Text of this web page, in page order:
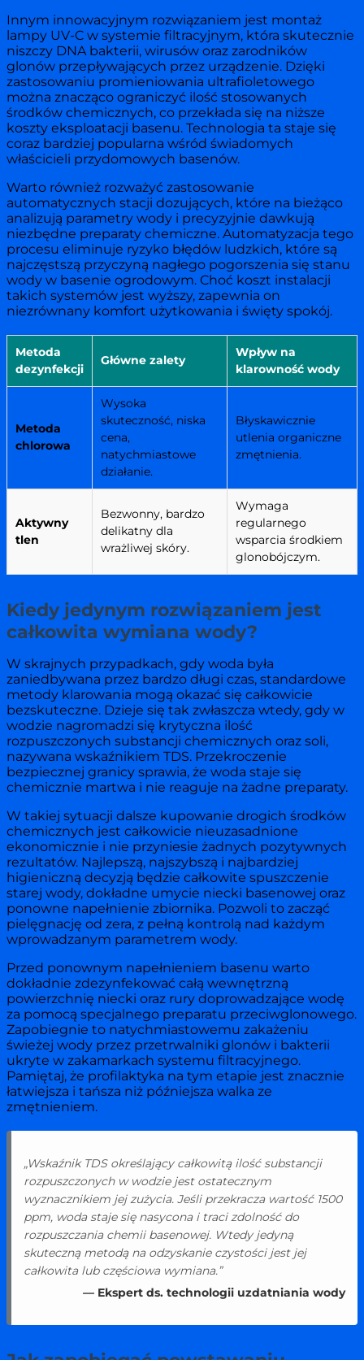
Innym innowacyjnym rozwiązaniem jest montaż
lampy UV-C w systemie filtracyjnym, która skutecznie
niszczy DNA bakterii, wirusów oraz zarodników
glonów przepływających przez urządzenie. Dzięki
zastosowaniu promieniowania ultrafioletowego
można znacząco ograniczyć ilość stosowanych
środków chemicznych, co przekłada się na niższe
koszty eksploatacji basenu. Technologia ta staje się
coraz bardziej popularna wśród świadomych
właścicieli przydomowych basenów.
Warto również rozważyć zastosowanie
automatycznych stacji dozujących, które na bieżąco
analizują parametry wody i precyzyjnie dawkują
niezbędne preparaty chemiczne. Automatyzacja tego
procesu eliminuje ryzyko błędów ludzkich, które są
najczęstszą przyczyną nagłego pogorszenia się stanu
wody w basenie ogrodowym. Choć koszt instalacji
takich systemów jest wyższy, zapewnia on
niezrównany komfort użytkowania i święty spokój.
Metoda
dezynfekcji
Główne zalety
Wpływ na
klarowność wody
Metoda
chlorowa
Wysoka
skuteczność, niska
cena,
natychmiastowe
działanie.
Błyskawicznie
utlenia organiczne
zmętnienia.
Aktywny
tlen
Bezwonny, bardzo
delikatny dla
wrażliwej skóry.
Wymaga
regularnego
wsparcia środkiem
glonobójczym.
Kiedy jedynym rozwiązaniem jest
całkowita wymiana wody?
W skrajnych przypadkach, gdy woda była
zaniedbywana przez bardzo długi czas, standardowe
metody klarowania mogą okazać się całkowicie
bezskuteczne. Dzieje się tak zwłaszcza wtedy, gdy w
wodzie nagromadzi się krytyczna ilość
rozpuszczonych substancji chemicznych oraz soli,
nazywana wskaźnikiem TDS. Przekroczenie
bezpiecznej granicy sprawia, że woda staje się
chemicznie martwa i nie reaguje na żadne preparaty.
W takiej sytuacji dalsze kupowanie drogich środków
chemicznych jest całkowicie nieuzasadnione
ekonomicznie i nie przyniesie żadnych pozytywnych
rezultatów. Najlepszą, najszybszą i najbardziej
higieniczną decyzją będzie całkowite spuszczenie
starej wody, dokładne umycie niecki basenowej oraz
ponowne napełnienie zbiornika. Pozwoli to zacząć
pielęgnację od zera, z pełną kontrolą nad każdym
wprowadzanym parametrem wody.
Przed ponownym napełnieniem basenu warto
dokładnie zdezynfekować całą wewnętrzną
powierzchnię niecki oraz rury doprowadzające wodę
za pomocą specjalnego preparatu przeciwglonowego.
Zapobiegnie to natychmiastowemu zakażeniu
świeżej wody przez przetrwalniki glonów i bakterii
ukryte w zakamarkach systemu filtracyjnego.
Pamiętaj, że profilaktyka na tym etapie jest znacznie
łatwiejsza i tańsza niż późniejsza walka ze
zmętnieniem.
„Wskaźnik TDS określający całkowitą ilość substancji
rozpuszczonych w wodzie jest ostatecznym
wyznacznikiem jej zużycia. Jeśli przekracza wartość 1500
ppm, woda staje się nasycona i traci zdolność do
rozpuszczania chemii basenowej. Wtedy jedyną
skuteczną metodą na odzyskanie czystości jest jej
całkowita lub częściowa wymiana.”
— Ekspert ds. technologii uzdatniania wody